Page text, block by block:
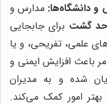
و دانشگاه‌ها: مدارس و
گشت برای جابجایی
علمی، تفریحی، و یا
باعث افزایش ایمنی و
شده و به مدیران
امور کمک می‌کند.